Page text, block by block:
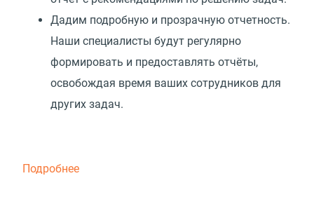
Дадим подробную и прозрачную отчетность.
Наши специалисты будут регулярно
формировать и предоставлять отчёты,
освобождая время ваших сотрудников для
других задач.
Подробнее